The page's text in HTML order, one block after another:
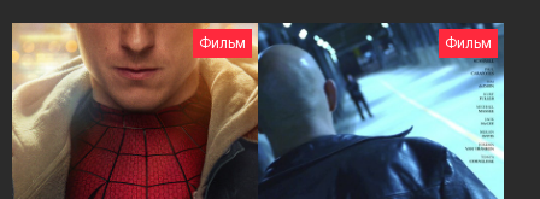
Фильм Фильм